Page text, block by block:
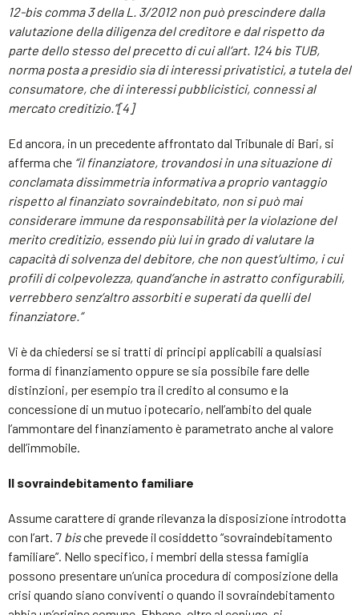
12-bis comma 3 della L. 3/2012 non può prescindere dalla
valutazione della diligenza del creditore e dal rispetto da
parte dello stesso del precetto di cui all’art. 124 bis TUB,
norma posta a presidio sia di interessi privatistici, a tutela del
consumatore, che di interessi pubblicistici, connessi al
mercato creditizio.”[4]
Ed ancora, in un precedente affrontato dal Tribunale di Bari, si
afferma che “il finanziatore, trovandosi in una situazione di
conclamata dissimmetria informativa a proprio vantaggio
rispetto al finanziato sovraindebitato, non si può mai
considerare immune da responsabilità per la violazione del
merito creditizio, essendo più lui in grado di valutare la
capacità di solvenza del debitore, che non quest’ultimo, i cui
profili di colpevolezza, quand’anche in astratto configurabili,
verrebbero senz’altro assorbiti e superati da quelli del
finanziatore.”
Vi è da chiedersi se si tratti di principi applicabili a qualsiasi
forma di finanziamento oppure se sia possibile fare delle
distinzioni, per esempio tra il credito al consumo e la
concessione di un mutuo ipotecario, nell’ambito del quale
l’ammontare del finanziamento è parametrato anche al valore
dell’immobile.
Il sovraindebitamento familiare
Assume carattere di grande rilevanza la disposizione introdotta
con l’art. 7 bische prevede il cosiddetto “sovraindebitamento
familiare”. Nello specifico, i membri della stessa famiglia
possono presentare un’unica procedura di composizione della
crisi quando siano conviventi o quando il sovraindebitamento